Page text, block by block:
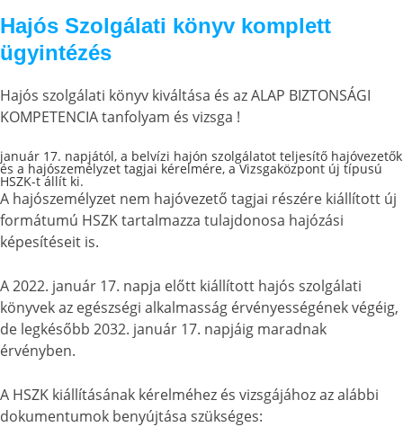
Hajós Szolgálati könyv komplett
ügyintézés
Hajós szolgálati könyv kiváltása és az ALAP BIZTONSÁGI
KOMPETENCIA tanfolyam és vizsga !
január 17. napjától, a belvízi hajón szolgálatot teljesítő hajóvezetők
és a hajószemélyzet tagjai kérelmére, a Vizsgaközpont új típusú
HSZK-t állít ki.
A hajószemélyzet nem hajóvezető tagjai részére kiállított új
formátumú HSZK tartalmazza tulajdonosa hajózási
képesítéseit is.
A 2022. január 17. napja előtt kiállított hajós szolgálati
könyvek az egészségi alkalmasság érvényességének végéig,
de legkésőbb 2032. január 17. napjáig maradnak
érvényben.
A HSZK kiállításának kérelméhez és vizsgájához az alábbi
dokumentumok benyújtása szükséges: